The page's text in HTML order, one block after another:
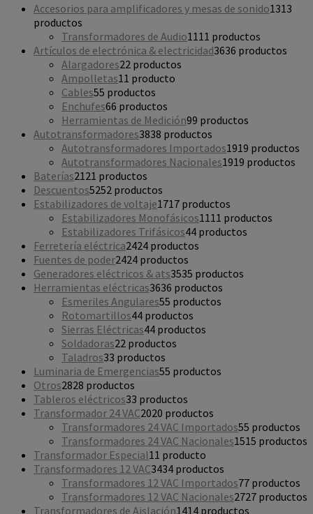
Accesorios para amplificadores y mesas de sonido1313
productos
Transformadores de Audio11 11 productos
Artículos de electrónica & electricidad3636 productos
Alargadores22 productos
Ampolletas1 1 producto
Cables55 productos
Enchufes66 productos
Herramientas de Medición99 productos
Autotransformadores3838 productos
Autotransformadores Importados1919 productos
Autotransformadores Nacionales1919 productos
Baterías21 21 productos
Descuentos5252 productos
Estabilizadores de voltaje1717 productos
Estabilizadores Monofásicos11 11 productos
Estabilizadores Trifásicos44 productos
Ferretería eléctrica2424 productos
Fuentes de poder2424 productos
Generadores eléctricos & ats3535 productos
Herramientas eléctricas3636 productos
Esmeriles Angulares55 productos
Rotomartillos44 productos
Sierras Eléctricas44 productos
Soldadoras22 productos
Taladros33 productos
Luminaria de Emergencias55 productos
Otros2828 productos
Tableros eléctricos33 productos
Transformador 24 VAC2020 productos
Transformadores 24 VAC Importados55 productos
Transformadores 24 VAC Nacionales1515 productos
Transformador Especial1 1 producto
Transformadores 12 VAC3434 productos
Transformadores 12 VAC Importados77 productos
Transformadores 12 VAC Nacionales2727 productos
Transformadores de Aislación1414 productos